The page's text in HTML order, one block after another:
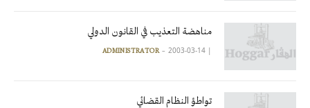
مناهضة التعذيب في القانون الدولي
|
ADMINISTRATOR 2003-03-14
تواطؤ النظام القضائي